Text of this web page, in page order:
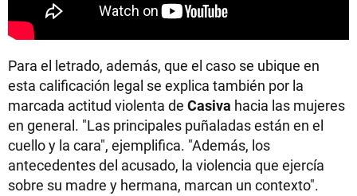
Para el letrado, además, que el caso se ubique en
esta calificación legal se explica también por la
marcada actitud violenta de Casiva hacia las mujeres
en general. "Las principales puñaladas están en el
cuello y la cara", ejemplifica. "Además, los
antecedentes del acusado, la violencia que ejercía
sobre su madre y hermana, marcan un contexto".